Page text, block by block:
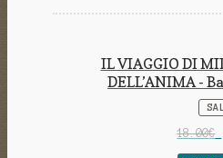
IL VIAGGIO DI
DELL’ANIMA -
18.00€